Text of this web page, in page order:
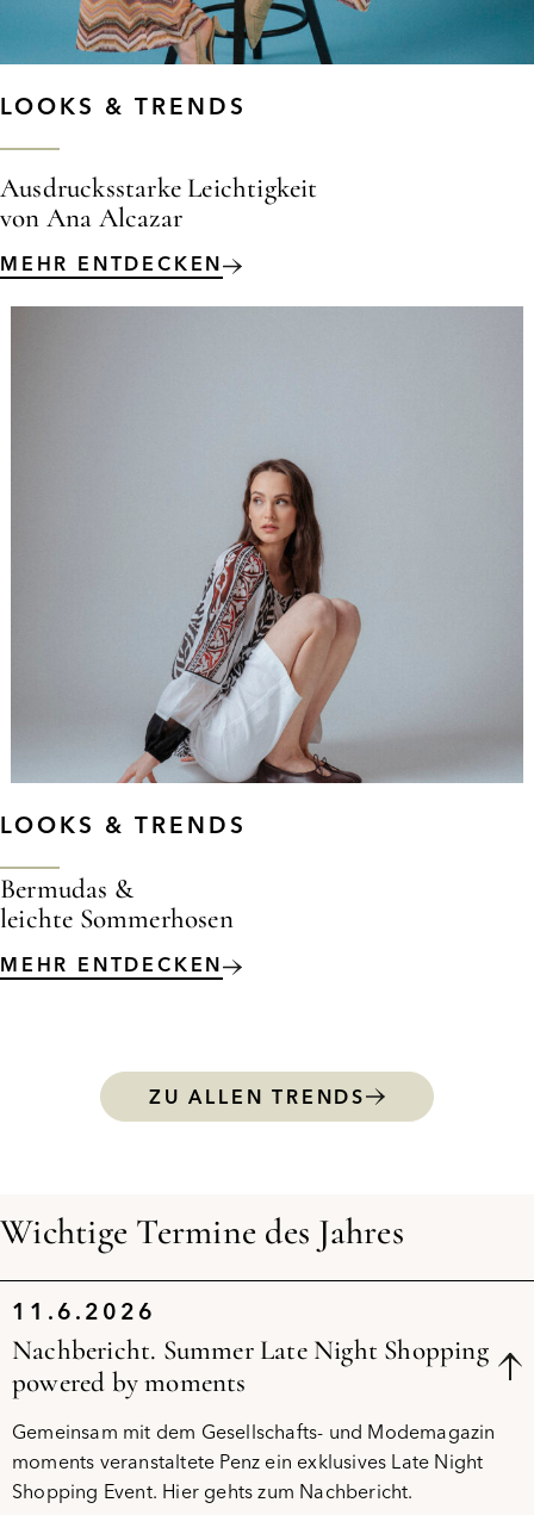
LOOKS & TRENDS
Ausdrucksstarke Leichtigkeit
von Ana Alcazar
MEHR ENTDECKEN
LOOKS & TRENDS
Bermudas &
leichte Sommerhosen
MEHR ENTDECKEN
ZU ALLEN TRENDS
Wichtige Termine des Jahres
11.6.2026
Nachbericht. Summer Late Night Shopping
powered by moments
Gemeinsam mit dem Gesellschafts- und Modemagazin
moments veranstaltete Penz ein exklusives Late Night
Shopping Event. Hier gehts zum Nachbericht.